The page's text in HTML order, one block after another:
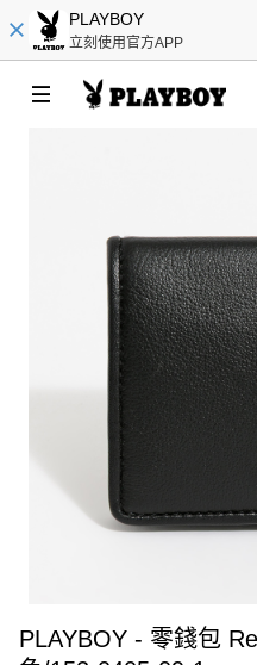
PLAYBOY
立刻使用官方APP
PLAYBOY - 零錢包 Refinement系列 - 黑